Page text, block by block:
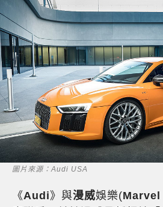
圖片來源：Audi USA
《Audi》與漫威娛樂(Marvel